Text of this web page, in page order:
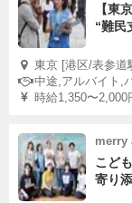
【東
“難民
東京 [港区/表参道
中途,アルバイト,
時給1,350〜2,000
merry
こど
寄り